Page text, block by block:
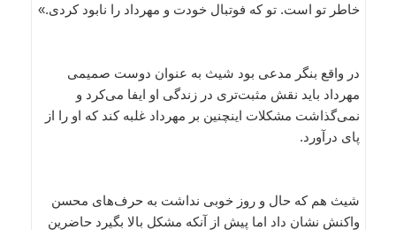
خاطر تو است. تو که فوتبال خودت و مهرداد را نابود کردی.»
در واقع بنگر مدعی بود شیث به عنوان دوست صمیمی
مهرداد باید نقش مثبت‌تری در زندگی او ایفا می‌کرد و
نمی‌گذاشت مشکلات اینچنین بر مهرداد غلبه کند که او را از
پای درآورد.
شیث هم که حال و روز خوبی نداشت به حرف‌های محسن
واکنش نشان داد اما پیش از آنکه مشکل بالا بگیرد حاضرین